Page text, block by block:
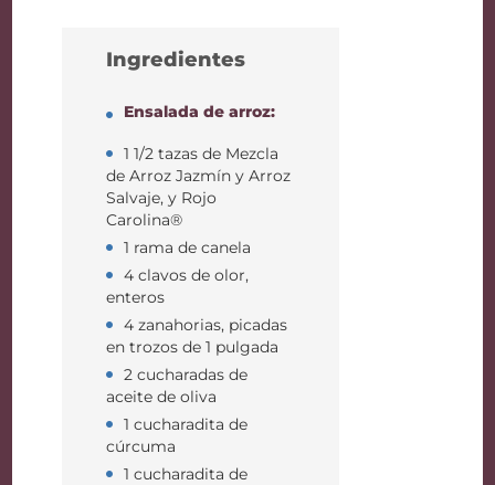
Ingredientes
Ensalada de arroz:
1 1/2 tazas de Mezcla
de Arroz Jazmín y Arroz
Salvaje, y Rojo
Carolina®
1 rama de canela
4 clavos de olor,
enteros
4 zanahorias, picadas
en trozos de 1 pulgada
2 cucharadas de
aceite de oliva
1 cucharadita de
cúrcuma
1 cucharadita de